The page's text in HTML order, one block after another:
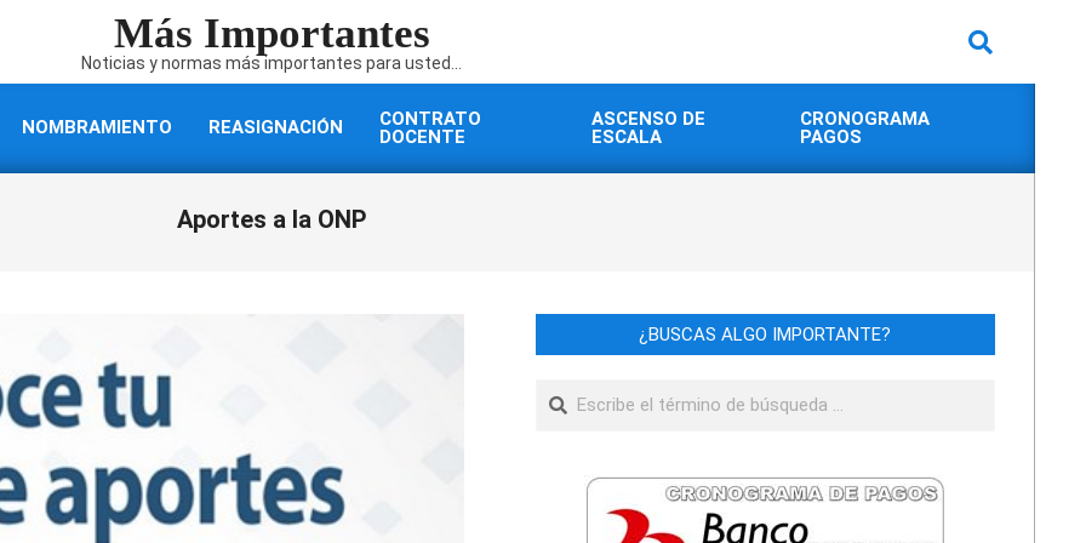
Más Importantes
Noticias y normas más importantes para usted...
Buscar
NOMBRAMIENTO REASIGNACIÓN
CONTRATO
DOCENTE
ASCENSO DE
ESCALA
CRONOGRAMA
PAGOS
Aportes a la ONP
¿BUSCAS ALGO IMPORTANTE?
Buscar